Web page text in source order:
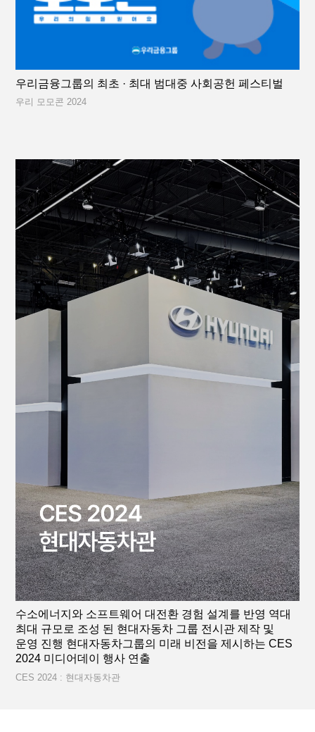
우리금융그룹의 최초 · 최대 범대중 사회공헌 페스티벌
우리 모모콘 2024
수소에너지와 소프트웨어 대전환 경험 설계를 반영 역대
최대 규모로 조성 된 현대자동차 그룹 전시관 제작 및
운영 진행 현대자동차그룹의 미래 비전을 제시하는 CES
2024 미디어데이 행사 연출
CES 2024 : 현대자동차관